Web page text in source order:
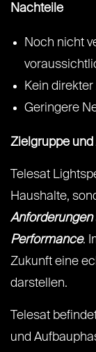
Nachteile
Noch nicht
Kein
Geringere
Zielgruppe
Telesat
Haushalte,
Anforderungen
Performance.
Zukunft eine
darstellen.
Telesat
und